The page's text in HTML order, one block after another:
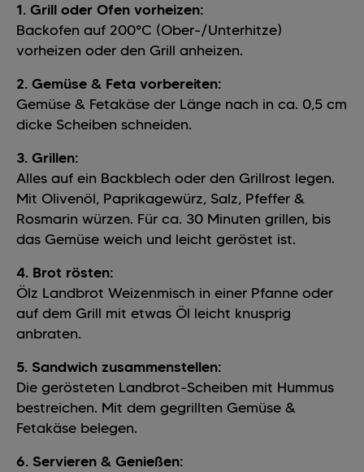
1. Grill oder Ofen vorheizen:
Backofen auf 200°C (Ober-/Unterhitze)
vorheizen oder den Grill anheizen.
2. Gemüse & Feta vorbereiten:
Gemüse & Fetakäse der Länge nach in ca. 0,5 cm
dicke Scheiben schneiden.
3. Grillen:
Alles auf ein Backblech oder den Grillrost legen.
Mit Olivenöl, Paprikagewürz, Salz, Pfeffer &
Rosmarin würzen. Für ca. 30 Minuten grillen, bis
das Gemüse weich und leicht geröstet ist.
4. Brot rösten:
Ölz Landbrot Weizenmisch in einer Pfanne oder
auf dem Grill mit etwas Öl leicht knusprig
anbraten.
5. Sandwich zusammenstellen:
Die gerösteten Landbrot-Scheiben mit Hummus
bestreichen. Mit dem gegrillten Gemüse &
Fetakäse belegen.
6. Servieren & Genießen: